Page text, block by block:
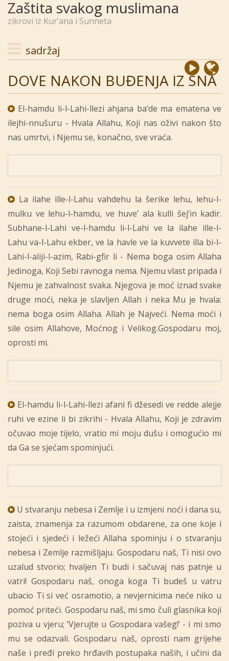
Zaštita svakog muslimana
zikrovi iz Kur’ana i Sunneta
sadržaj
DOVE NAKON BUĐENJA IZ SNA
El-hamdu li-l-Lahi-llezi ahjana ba’de ma ematena ve
ilejhi-nnušuru - Hvala Allahu, Koji nas oživi nakon što
nas umrtvi, i Njemu se, konačno, sve vraća.
La ilahe ille-l-Lahu vahdehu la šerike lehu, lehu-l-
mulku ve lehu-l-hamdu, ve huve’ ala kulli šej’in kadir.
Subhane-l-Lahi ve-l-hamdu li-l-Lahi ve la ilahe ille-l-
Lahu va-l-Lahu ekber, ve la havle ve la kuvvete illa bi-l-
Lahi-l-aliji-l-azim, Rabi-gfir li - Nema boga osim Allaha
Jedinoga, Koji Sebi ravnoga nema. Njemu vlast pripada i
Njemu je zahvalnost svaka. Njegova je moć iznad svake
druge moći, neka je slavljen Allah i neka Mu je hvala:
nema boga osim Allaha. Allah je Najveći. Nema moći i
sile osim Allahove, Moćnog i Velikog.Gospodaru moj,
oprosti mi.
El-hamdu li-l-Lahi-llezi afani fi džesedi ve redde alejje
ruhi ve ezine li bi zikrihi - Hvala Allahu, Koji je zdravim
očuvao moje tijelo, vratio mi moju dušu i omogućio mi
da Ga se sjećam spominjući.
U stvaranju nebesa i Zemlje i u izmjeni noći i dana su,
zaista, znamenja za razumom obdarene, za one koje i
stojeći i sjedeći i ležeći Allaha spominju i o stvaranju
nebesa i Zemlje razmišljaju. Gospodaru naš, Ti nisi ovo
uzalud stvorio; hvaljen Ti budi i sačuvaj nas patnje u
vatri! Gospodaru naš, onoga koga Ti budeš u vatru
ubacio Ti si već osramotio, a nevjernicima neće niko u
pomoć priteći. Gospodaru naš, mi smo čuli glasnika koji
poziva u vjeru; ’Vjerujte u Gospodara vašeg!’ - i mi smo
mu se odazvali. Gospodaru naš, oprosti nam grijehe
naše i pređi preko hrđavih postupaka naših, i učini da